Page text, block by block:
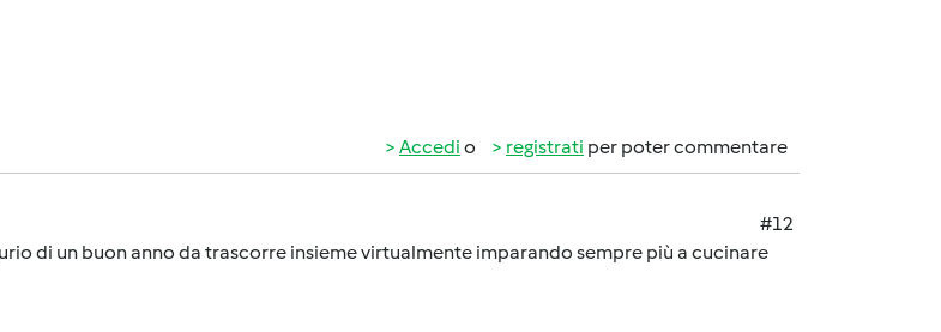
Accedi o registrati per poter commentare
#12
di un buon anno da trascorre insieme virtualmente imparando sempre più a cucinare